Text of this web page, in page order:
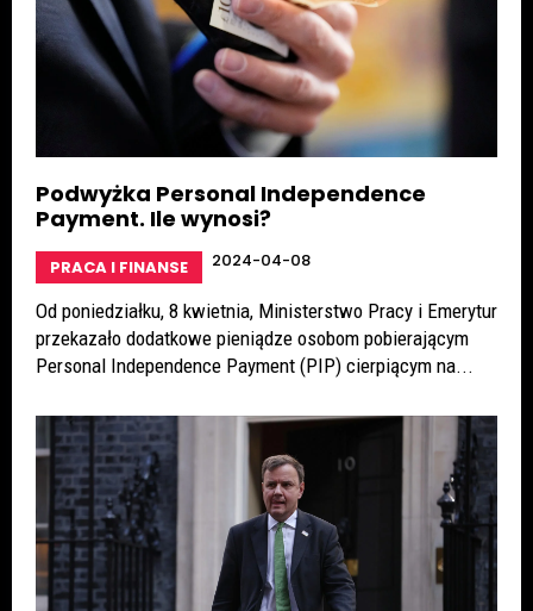
Podwyżka Personal Independence
Payment. Ile wynosi?
PRACA I FINANSE 2024-04-08
Od poniedziałku, 8 kwietnia, Ministerstwo Pracy i Emerytur
przekazało dodatkowe pieniądze osobom pobierającym
Personal Independence Payment (PIP) cierpiącym na...